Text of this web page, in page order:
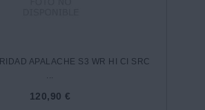
APALACHE S3 WR HI CI SRC
...
120,90 €